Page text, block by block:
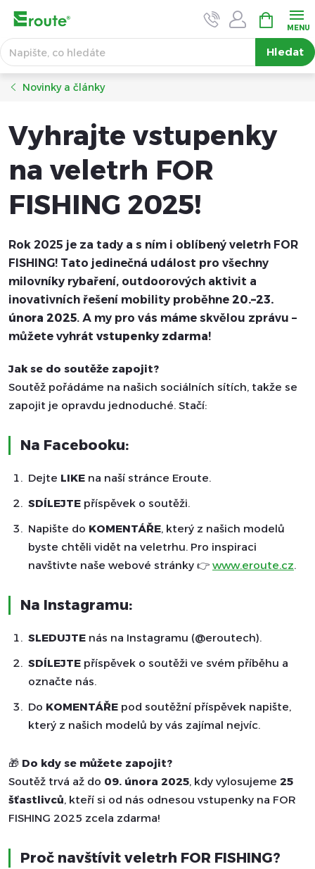
obsah
Hledat
NÁKUPNÍ
KOŠÍK
Novinky a články
Vyhrajte vstupenky
na veletrh FOR
FISHING 2025!
Rok 2025 je za tady a s ním i oblíbený veletrh FOR
FISHING! Tato jedinečná událost pro všechny
milovníky rybaření, outdoorových aktivit a
inovativních řešení mobility proběhne 20.–23.
února 2025. A my pro vás máme skvělou zprávu –
můžete vyhrát vstupenky zdarma!
Jak se do soutěže zapojit?
Soutěž pořádáme na našich sociálních sítích, takže se
zapojit je opravdu jednoduché. Stačí:
Na Facebooku:
Dejte LIKE na naší stránce Eroute.
SDÍLEJTE příspěvek o soutěži.
Napište do KOMENTÁŘE, který z našich modelů
byste chtěli vidět na veletrhu. Pro inspiraci
navštivte naše webové stránky 👉 www.eroute.cz.
Na Instagramu:
SLEDUJTE nás na Instagramu (@eroutech).
SDÍLEJTE příspěvek o soutěži ve svém příběhu a
označte nás.
Do KOMENTÁŘE pod soutěžní příspěvek napište,
který z našich modelů by vás zajímal nejvíc.
🎁 Do kdy se můžete zapojit?
Soutěž trvá až do 09. února 2025, kdy vylosujeme 25
šťastlivců, kteří si od nás odnesou vstupenky na FOR
FISHING 2025 zcela zdarma!
Proč navštívit veletrh FOR FISHING?